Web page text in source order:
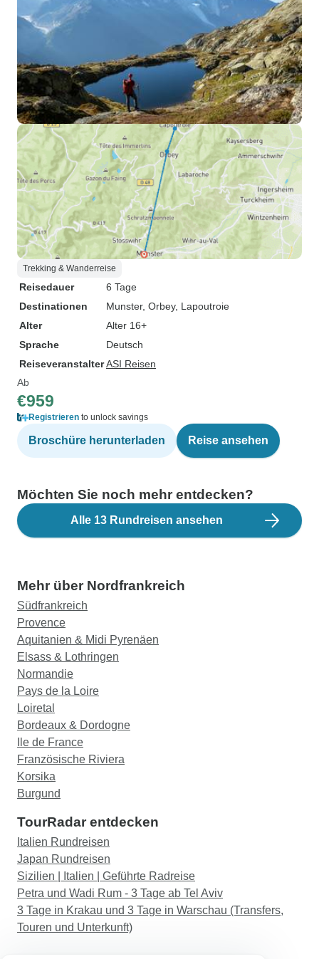
Trekking & Wanderreise
Reisedauer
6 Tage
Destinationen
Munster, Orbey, Lapoutroie
Alter
Alter 16+
Sprache
Deutsch
ReiseveranstalterASI Reisen
Ab
€959
Registrieren to unlock savings
Broschüre herunterladen Reise ansehen
Möchten Sie noch mehr entdecken?
Alle 13 Rundreisen ansehen
Mehr über Nordfrankreich
Südfrankreich
Provence
Aquitanien & Midi Pyrenäen
Elsass & Lothringen
Normandie
Pays de la Loire
Loiretal
Bordeaux & Dordogne
Ile de France
Französische Riviera
Korsika
Burgund
TourRadar entdecken
Italien Rundreisen
Japan Rundreisen
Sizilien | Italien | Geführte Radreise
Petra und Wadi Rum - 3 Tage ab Tel Aviv
3 Tage in Krakau und 3 Tage in Warschau (Transfers,
Touren und Unterkunft)